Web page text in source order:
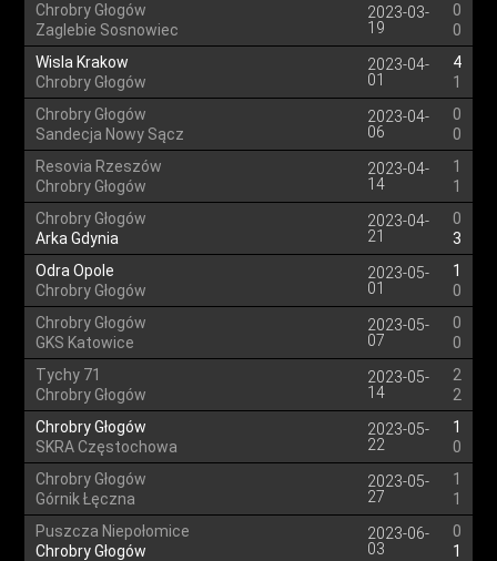
Chrobry Głogów
Zaglebie Sosnowiec
2023-03-
19
0
0
Wisla Krakow
Chrobry Głogów
2023-04-
01
4
1
Chrobry Głogów
Sandecja Nowy Sącz
2023-04-
06
0
0
Resovia Rzeszów
Chrobry Głogów
2023-04-
14
1
1
Chrobry Głogów
Arka Gdynia
2023-04-
21
0
3
Odra Opole
Chrobry Głogów
2023-05-
01
1
0
Chrobry Głogów
GKS Katowice
2023-05-
07
0
0
Tychy 71
Chrobry Głogów
2023-05-
14
2
2
Chrobry Głogów
SKRA Częstochowa
2023-05-
22
1
0
Chrobry Głogów
Górnik Łęczna
2023-05-
27
1
1
Puszcza Niepołomice
Chrobry Głogów
2023-06-
03
0
1